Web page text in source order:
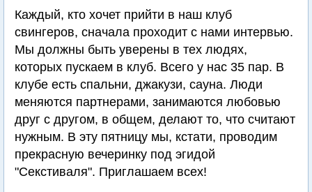
Каждый, кто хочет прийти в наш клуб
свингеров, сначала проходит с нами интервью.
Мы должны быть уверены в тех людях,
которых пускаем в клуб. Всего у нас 35 пар. В
клубе есть спальни, джакузи, сауна. Люди
меняются партнерами, занимаются любовью
друг с другом, в общем, делают то, что считают
нужным. В эту пятницу мы, кстати, проводим
прекрасную вечеринку под эгидой
"Секстиваля". Приглашаем всех!